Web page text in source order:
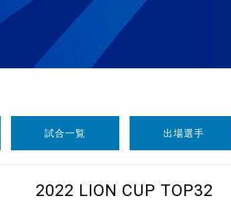
試合一覧 出場選手
2022 LION CUP TOP32